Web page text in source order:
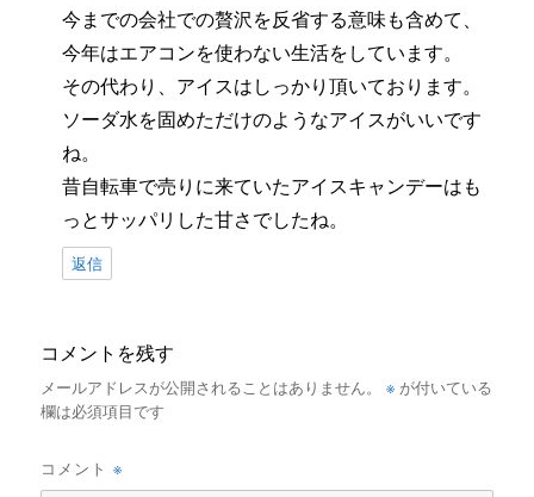
今までの会社での贅沢を反省する意味も含めて、
今年はエアコンを使わない生活をしています。
その代わり、アイスはしっかり頂いております。
ソーダ水を固めただけのようなアイスがいいです
ね。
昔自転車で売りに来ていたアイスキャンデーはも
っとサッパリした甘さでしたね。
返信
コメントを残す
メールアドレスが公開されることはありません。 ※ が付いている
欄は必須項目です
コメント※